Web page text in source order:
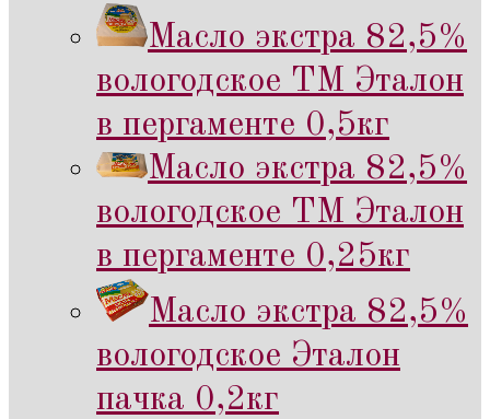
Масло экстра 82,5%
вологодское ТМ Эталон
в пергаменте 0,5кг
Масло экстра 82,5%
вологодское ТМ Эталон
в пергаменте 0,25кг
Масло экстра 82,5%
вологодское Эталон
пачка 0,2кг